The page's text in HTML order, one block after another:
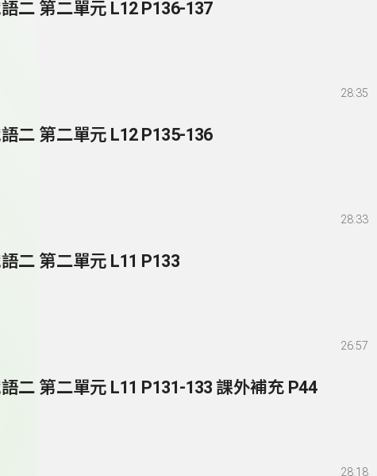
二 第二單元 L12 P136-137
28:35
二 第二單元 L12 P135-136
28:33
二 第二單元 L11 P133
26:57
二 第二單元 L11 P131-133 課外補充 P44
28:18